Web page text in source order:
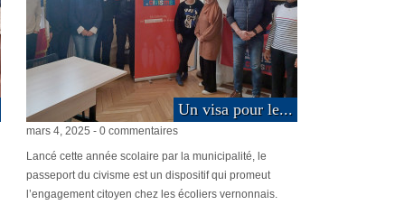
Un visa pour le...
mars 4, 2025 - 0 commentaires
Lancé cette année scolaire par la municipalité, le
passeport du civisme est un dispositif qui promeut
l’engagement citoyen chez les écoliers vernonnais.